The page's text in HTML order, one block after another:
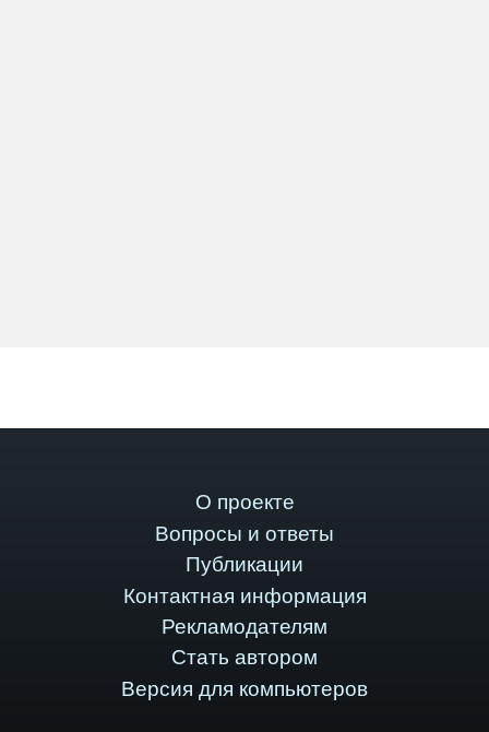
О проекте
Вопросы и ответы
Публикации
Контактная информация
Рекламодателям
Стать автором
Версия для компьютеров